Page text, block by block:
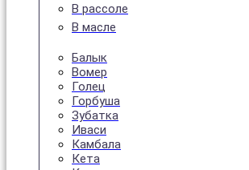
В рассоле
В масле
Балык
Вомер
Голец
Горбуша
Зубатка
Иваси
Камбала
Кета